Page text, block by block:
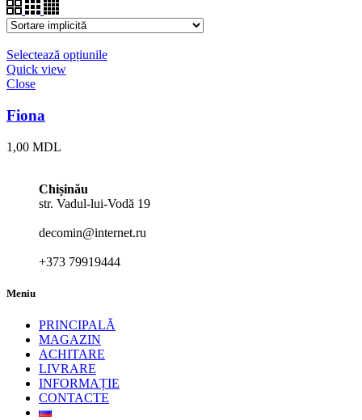
Selectează opțiunile
Quick view
Close
Fiona
1,00 MDL
Chișinău
str. Vadul-lui-Vodă 19
decomin@internet.ru
+373 79919444
Meniu
PRINCIPALĂ
MAGAZIN
ACHITARE
LIVRARE
INFORMAȚIE
CONTACTE